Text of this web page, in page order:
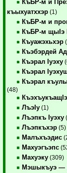
КъБР-м и
къыхуатххэр (1)
КъБР-м и
КъБР-м щыIэ
Къуажэхьхэр
Къэбэрдей
Къэрал Iуэху
Къэрал
Къэрал
(48)
ЛъэIу (1)
Лъэпкъ Iуэху
Лъэпкъхэр (5)
Малъхъэдис
Махуэгъэпс
Махуэку (309)
Мэшыкъуэ —